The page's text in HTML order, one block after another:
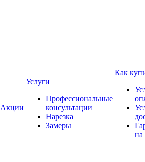
Акции
Услуги
Профессиональные
консультации
Нарезка
Замеры
Как
на